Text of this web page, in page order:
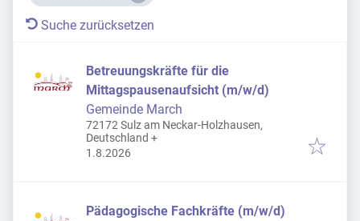
Suche zurücksetzen
Betreuungskräfte für die
Mittagspausenaufsicht (m/w/d)
Gemeinde March
72172 Sulz am Neckar-Holzhausen,
Deutschland +
Veröffentlicht
1.8.2026
Pädagogische Fachkräfte (m/w/d)